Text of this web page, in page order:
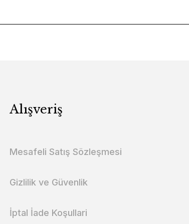
Alışveriş
Mesafeli Satış Sözleşmesi
Gizlilik ve Güvenlik
İptal İade Koşullari